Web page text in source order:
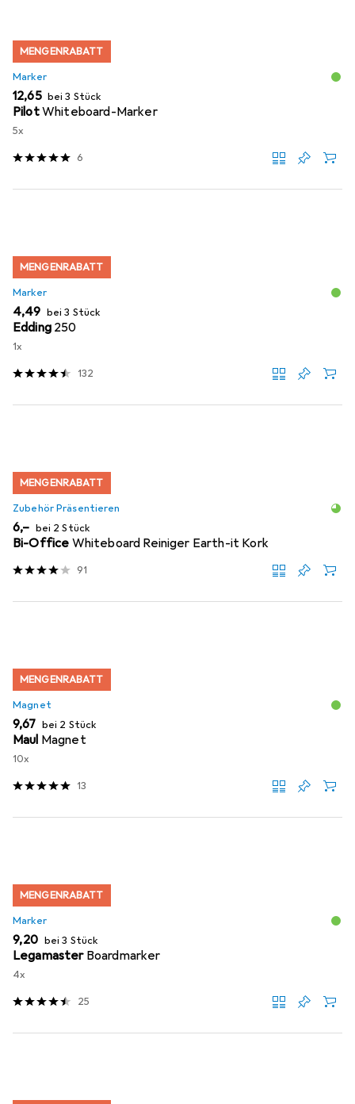
MENGENRABATT
Marker
EUR
12,65 bei 3 Stück
PilotWhiteboard-Marker
5x
6
MENGENRABATT
Marker
EUR
4,49 bei 3 Stück
Edding 250
1x
132
MENGENRABATT
Zubehör Präsentieren
EUR
6,– bei 2 Stück
Bi-Office Whiteboard Reiniger Earth-it Kork
91
MENGENRABATT
Magnet
EUR
9,67 bei 2 Stück
Maul Magnet
10x
13
MENGENRABATT
Marker
EUR
9,20 bei 3 Stück
Legamaster Boardmarker
4x
25